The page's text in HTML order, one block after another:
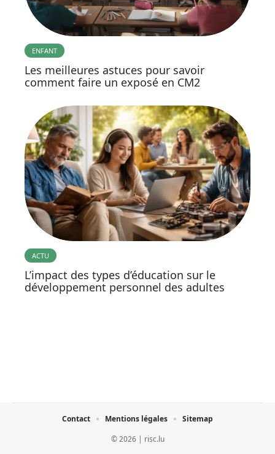
ENFANT
Les meilleures astuces pour savoir
comment faire un exposé en CM2
ACTU
L’impact des types d’éducation sur le
développement personnel des adultes
© 2026 | risc.lu
Contact Mentions légales Sitemap